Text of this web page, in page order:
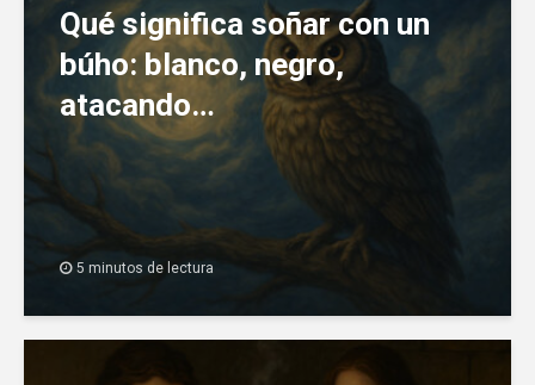
Qué significa soñar con un
búho: blanco, negro,
atacando…
5 minutos de lectura